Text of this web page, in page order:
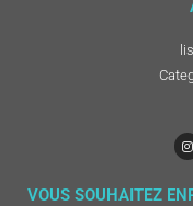
VOUS SOUHAITEZ